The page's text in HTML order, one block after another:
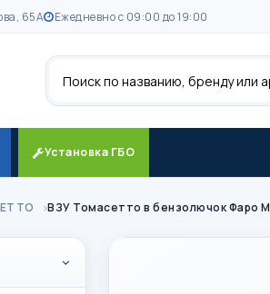
65А Ежедневно с 09:00 до 19:00
Установка ГБО
ВЗУ Томасетто в бензолючок Фаро